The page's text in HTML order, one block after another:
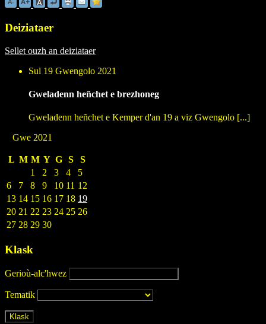
Deiziataer
Sellet ouzh an deiziataer
Sul 19 Gwengolo 2021
Gweladenn heñchet e brezhoneg
Gweladenn heñchet e Kemper d'an 19 a viz Gwengolo [...]
Gwe 2021
L M M Y G S
S
1
2 3 4
5
6
7 8 9 10 11 12
13 14 15 16 17 18 19
20 21 22 23 24 25 26
27 28 29 30
Klask
Gerioù-alc'hwez
Tematik